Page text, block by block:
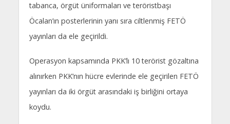
tabanca, örgüt üniformaları ve teröristbaşı
Öcalan’ın posterlerinin yanı sıra ciltlenmiş FETÖ
yayınları da ele geçirildi.
Operasyon kapsamında PKK’lı 10 terörist gözaltına
alınırken PKK’nın hücre evlerinde ele geçirilen FETÖ
yayınları da iki örgüt arasındaki iş birliğini ortaya
koydu.